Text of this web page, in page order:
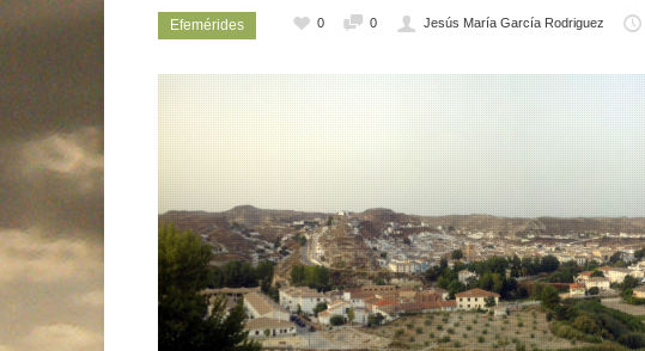
Efemérides 0 0 Jesús María García Rodriguez